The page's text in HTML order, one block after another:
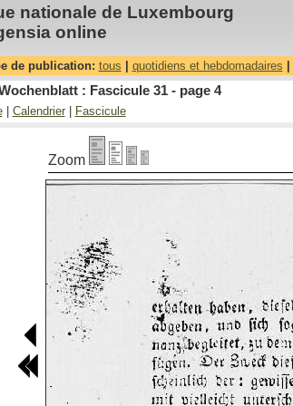
nationale de Luxembourg
online
de publication: tous quotidiens et hebdomadaires
: Fascicule 31 - page 4
| Calendrier| Fascicule
Zoom